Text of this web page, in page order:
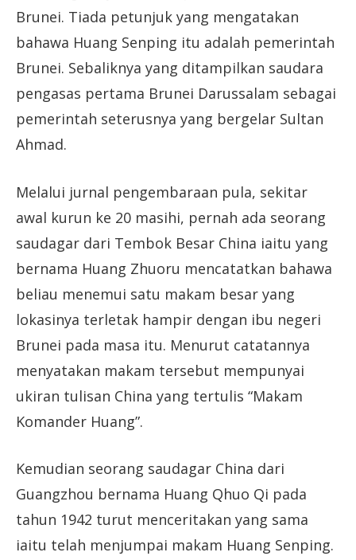
Brunei. Tiada petunjuk yang mengatakan
bahawa Huang Senping itu adalah pemerintah
Brunei. Sebaliknya yang ditampilkan saudara
pengasas pertama Brunei Darussalam sebagai
pemerintah seterusnya yang bergelar Sultan
Ahmad.
Melalui jurnal pengembaraan pula, sekitar
awal kurun ke 20 masihi, pernah ada seorang
saudagar dari Tembok Besar China iaitu yang
bernama Huang Zhuoru mencatatkan bahawa
beliau menemui satu makam besar yang
lokasinya terletak hampir dengan ibu negeri
Brunei pada masa itu. Menurut catatannya
menyatakan makam tersebut mempunyai
ukiran tulisan China yang tertulis “Makam
Komander Huang”.
Kemudian seorang saudagar China dari
Guangzhou bernama Huang Qhuo Qi pada
tahun 1942 turut menceritakan yang sama
iaitu telah menjumpai makam Huang Senping.